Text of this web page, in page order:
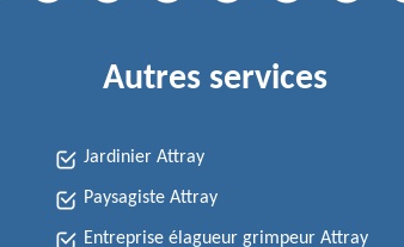
Autres services
Jardinier Attray
Paysagiste Attray
Entreprise élagueur grimpeur Attray